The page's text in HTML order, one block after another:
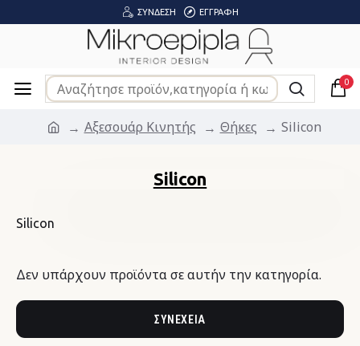
ΣΎΝΔΕΣΗ ΕΓΓΡΑΦΉ
0
Αξεσουάρ Κινητής Θήκες Silicon
Silicon
Silicon
Δεν υπάρχουν προϊόντα σε αυτήν την κατηγορία.
ΣΥΝΈΧΕΙΑ